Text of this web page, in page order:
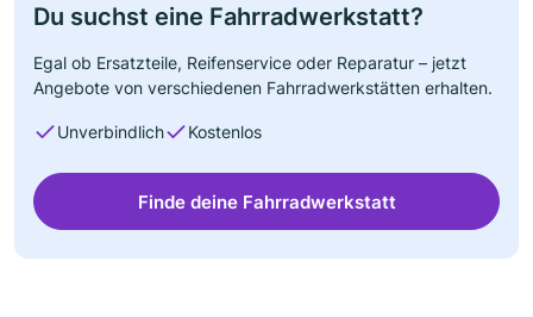
Du suchst eine Fahrradwerkstatt?
Egal ob Ersatzteile, Reifenservice oder Reparatur – jetzt
Angebote von verschiedenen Fahrradwerkstätten erhalten.
Unverbindlich Kostenlos
Finde deine Fahrradwerkstatt